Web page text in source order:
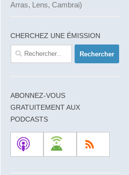
Arras, Lens, Cambrai)
CHERCHEZ UNE ÉMISSION
Rechercher :
ABONNEZ-VOUS
GRATUITEMENT AUX
PODCASTS